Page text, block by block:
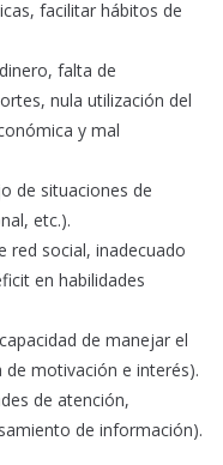
facilitar hábitos de
falta de
nula utilización del
y mal
de situaciones de
etc.).
red social, inadecuado
en habilidades
de manejar el
motivación e interés).
de atención,
de información).